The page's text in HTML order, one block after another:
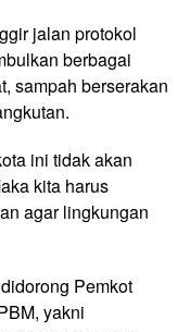
jalan protokol
berbagai
sampah berserakan
ini tidak akan
kita harus
agar lingkungan
Pemkot
yakni